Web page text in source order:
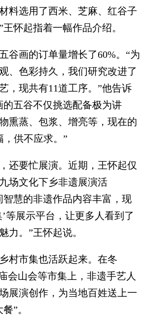
料选用了西米、芝麻、红谷子
怀起指着一幅作品介绍。
画的订单量增长了60%。“为
、色彩持久，我们研究改进了
，现共有11道工序。”他告诉
的五谷不仅挑选配备极为讲
熏蒸、包浆、增亮等，现在的
，供不应求。”
要忙展演。近期，王怀起仅
场文化下乡非遗展演活
智慧的非遗作品内容丰富，现
等展示平台，让更多人看到了
力。”王怀起说。
市集也活跃起来。在冬
会山会等市集上，非遗手艺人
展演创作，为当地百姓送上一
”。